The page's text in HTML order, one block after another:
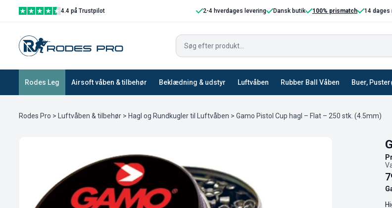
4.4 på Trustpilot 2-4 hverdages levering Dansk butik 100% prismatch 14 dages
Rodes Leg Airsoft våben & tilbehør Beklædning & udstyr Luftvåben Rubber Ball Våben Buer,
Rodes Pro > Luftvåben & tilbehør > Hagl og Rundkugler til Luftvåben > Gamo Pistol Cup hagl – Flat – 250 stk. (4.5mm)